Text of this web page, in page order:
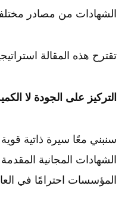
الشهادات من مصادر
تقترح هذه المقالة
التركيز على الجودة لا
سنبني معًا سيرة ذاتية
الشهادات المجانية
المؤسسات احترامًا في